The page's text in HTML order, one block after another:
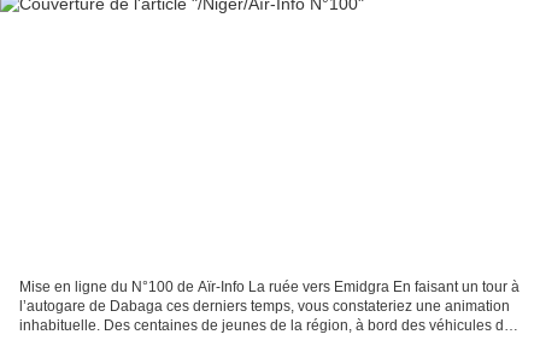
Mise en ligne du N°100 de Aïr-Info La ruée vers Emidgra En faisant un tour à
l’autogare de Dabaga ces derniers temps, vous constateriez une animation
inhabituelle. Des centaines de jeunes de la région, à bord des véhicules de